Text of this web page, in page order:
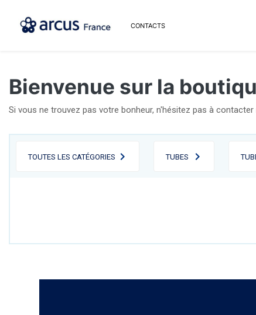
CONTACTS
Bienvenue sur la
Si vous ne trouvez pas votre bonheur, n'hésitez pas à
TOUTES LES CATÉGORIES TUBES